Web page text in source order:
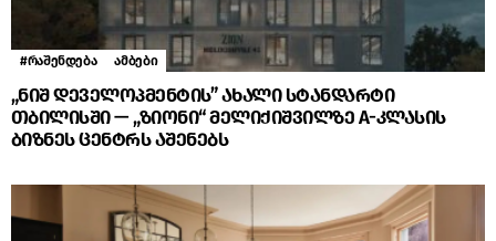
#რაშენდება ამბები
„ნიშ დეველოპმენტის” ახალი სტანდარტი
თბილისში — „ზიონი“ მელიქიშვილზე A-კლასის
ბიზნეს ცენტრს აშენებს